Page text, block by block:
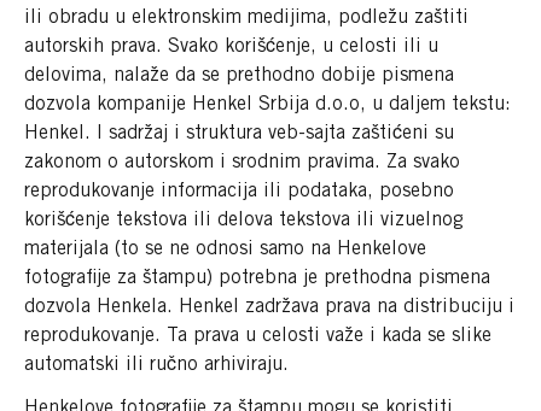
ili obradu u elektronskim medijima, podležu zaštiti
autorskih prava. Svako korišćenje, u celosti ili u
delovima, nalaže da se prethodno dobije pismena
dozvola kompanije Henkel Srbija d.o.o, u daljem tekstu:
Henkel. I sadržaj i struktura veb-sajta zaštićeni su
zakonom o autorskom i srodnim pravima. Za svako
reprodukovanje informacija ili podataka, posebno
korišćenje tekstova ili delova tekstova ili vizuelnog
materijala (to se ne odnosi samo na Henkelove
fotografije za štampu) potrebna je prethodna pismena
dozvola Henkela. Henkel zadržava prava na distribuciju i
reprodukovanje. Ta prava u celosti važe i kada se slike
automatski ili ručno arhiviraju.